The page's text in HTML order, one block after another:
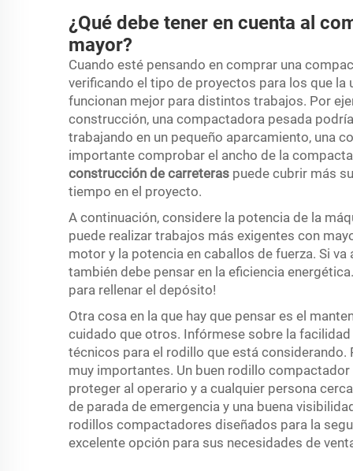
¿Qué debe tener en cuenta al
mayor?
Cuando esté pensando en comprar una
verificando el tipo de proyectos para los que
funcionan mejor para distintos trabajos. Por
construcción, una compactadora pesada
trabajando en un pequeño aparcamiento, una
importante comprobar el ancho de la
construcción de carreteras puede cubrir más
tiempo en el proyecto.
A continuación, considere la potencia de la
puede realizar trabajos más exigentes con
motor y la potencia en caballos de fuerza. Si
también debe pensar en la eficiencia
para rellenar el depósito!
Otra cosa en la que hay que pensar es el
cuidado que otros. Infórmese sobre la
técnicos para el rodillo que está
muy importantes. Un buen rodillo
proteger al operario y a cualquier persona
de parada de emergencia y una buena
rodillos compactadores diseñados para la
excelente opción para sus necesidades de